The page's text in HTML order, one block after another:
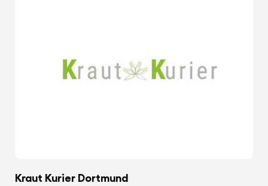
Kraut Kurier Dortmund